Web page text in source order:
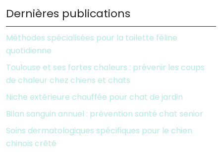
Dernières publications
Méthodes spécialisées pour la toilette féline
quotidienne
Toulouse et ses fortes chaleurs : prévenir les coups
de chaleur chez chiens et chats
Niche extérieure chauffée pour chat de jardin
Bilan sanguin annuel : prévention santé chat senior
Soins dermatologiques spécifiques pour le chien
chinois crêté